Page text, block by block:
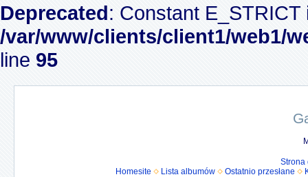
Deprecated: Constant
/var/www/clients/client1/web1/
line 95
Strona
Homesite
Lista albumów Ostatnio przesłane